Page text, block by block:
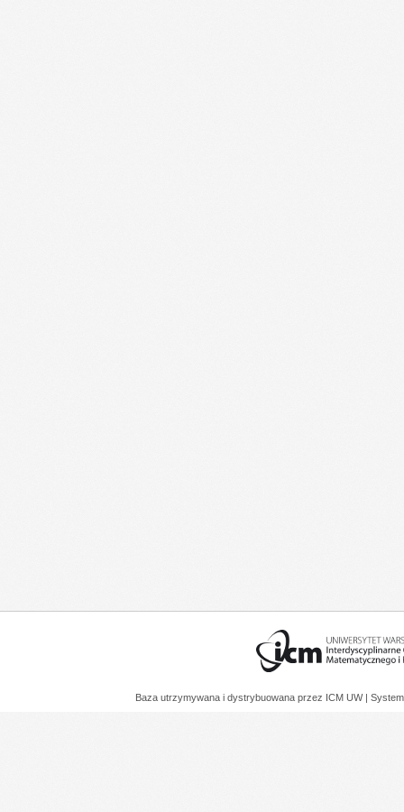
Baza utrzymywana i dystrybuowana przez ICM UW |